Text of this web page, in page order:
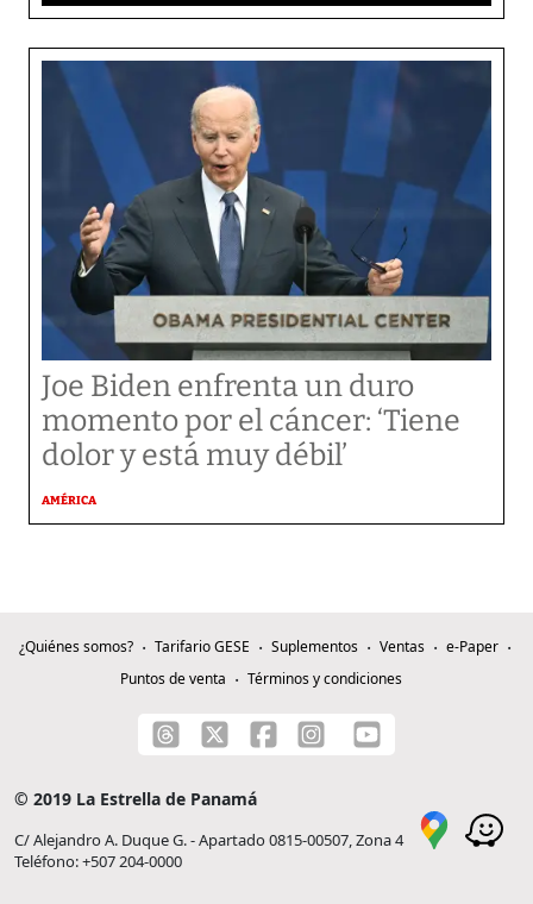
Joe Biden enfrenta un duro
momento por el cáncer: ‘Tiene
dolor y está muy débil’
AMÉRICA
¿Quiénes somos? Tarifario GESE Suplementos Ventas
e-Paper
Puntos de venta
Términos y condiciones
© 2019 La Estrella de Panamá
C/ Alejandro A. Duque G. - Apartado 0815-00507, Zona 4
Teléfono: +507 204-0000